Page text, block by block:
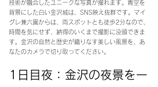
技術が融合したユニークな写真が撮れます。青空を
背景にした白い金沢城は、SNS映え抜群です。マイ
グレ兼六園からは、両スポットとも徒歩2分なので、
時間を気にせず、納得のいくまで撮影に没頭できま
す。金沢の自然と歴史が織りなす美しい風景を、あ
なたのカメラで切り取ってください。
1日目夜：金沢の夜景を一